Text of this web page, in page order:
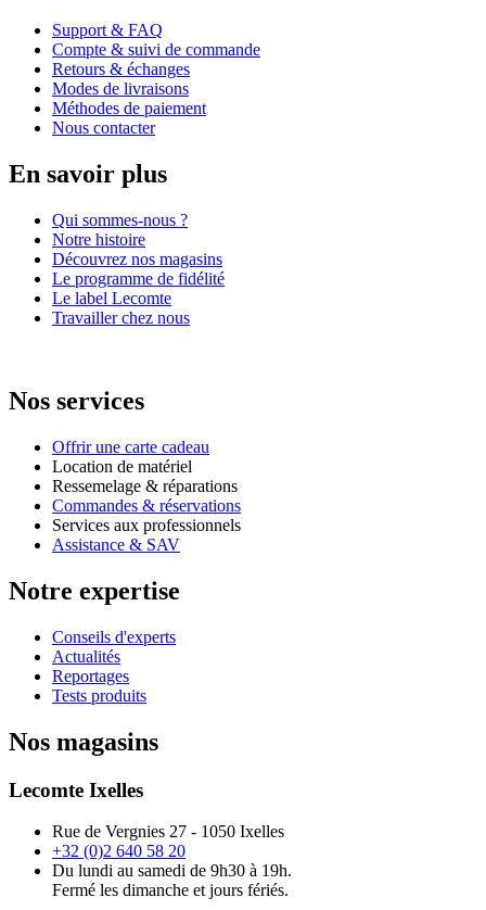
Support & FAQ
Compte & suivi de commande
Retours & échanges
Modes de livraisons
Méthodes de paiement
Nous contacter
En savoir plus
Qui sommes-nous ?
Notre histoire
Découvrez nos magasins
Le programme de fidélité
Le label Lecomte
Travailler chez nous
Nos services
Offrir une carte cadeau
Location de matériel
Ressemelage & réparations
Commandes & réservations
Services aux professionnels
Assistance & SAV
Notre expertise
Conseils d'experts
Actualités
Reportages
Tests produits
Nos magasins
Lecomte Ixelles
Rue de Vergnies 27 - 1050 Ixelles
+32 (0)2 640 58 20
Du lundi au samedi de 9h30 à 19h.
Fermé les dimanche et jours fériés.